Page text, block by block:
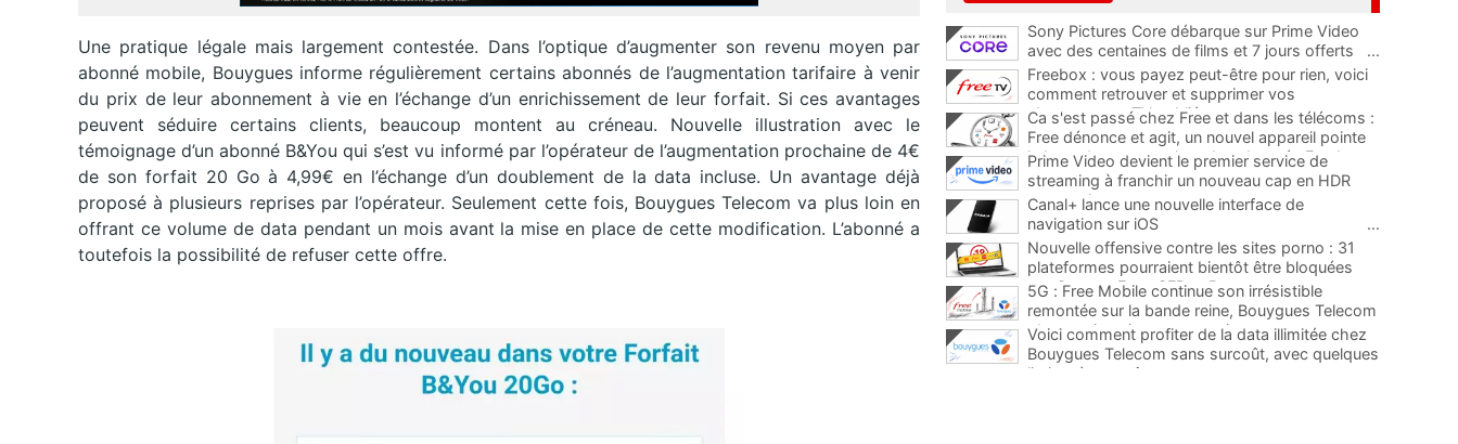
Une pratique légale mais largement contestée. Dans l’optique d’augmenter son revenu moyen par
abonné mobile, Bouygues informe régulièrement certains abonnés de l’augmentation tarifaire à venir
du prix de leur abonnement à vie en l’échange d’un enrichissement de leur forfait. Si ces avantages
peuvent séduire certains clients, beaucoup montent au créneau. Nouvelle illustration avec le
témoignage d’un abonné B&You qui s’est vu informé par l’opérateur de l’augmentation prochaine de 4€
de son forfait 20 Go à 4,99€ en l’échange d’un doublement de la data incluse. Un avantage déjà
proposé à plusieurs reprises par l’opérateur. Seulement cette fois, Bouygues Telecom va plus loin en
offrant ce volume de data pendant un mois avant la mise en place de cette modification. L’abonné a
toutefois la possibilité de refuser cette offre.
Sony Pictures Core débarque sur Prime Video
avec des centaines de films et 7 jours offerts
...
Freebox : vous payez peut-être pour rien, voici
comment retrouver et supprimer vos
abonnements TV oubliés
...
Ca s'est passé chez Free et dans les télécoms :
Free dénonce et agit, un nouvel appareil pointe
le bout de son nez chez des abonnés Freebox...
Prime Video devient le premier service de
streaming à franchir un nouveau cap en HDR
avec ce lancement
Canal+ lance une nouvelle interface de
navigation sur iOS
...
Nouvelle offensive contre les sites porno : 31
plateformes pourraient bientôt être bloquées
par Orange, Free, SFR et Bouygues
5G : Free Mobile continue son irrésistible
remontée sur la bande reine, Bouygues Telecom
plus que jamais sous pression
Voici comment profiter de la data illimitée chez
Bouygues Telecom sans surcoût, avec quelques
limites à connaître